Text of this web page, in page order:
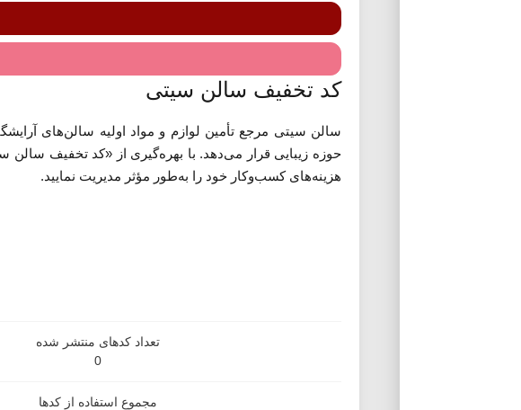
کد تخفیف سالن سیتی
سالن سیتی مرجع تأمین لوازم و مواد اولیه سالن‌های
حوزه زیبایی قرار می‌دهد. با بهره‌گیری از «کد تخفیف
هزینه‌های کسب‌وکار خود را به‌طور مؤثر مدیریت نمایید.
تعداد کدهای منتشر شده
0
مجموع استفاده از کدها